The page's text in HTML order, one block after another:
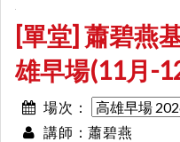
[單堂] 蕭碧燕
雄早場(11月-
場次：
講師：蕭碧燕